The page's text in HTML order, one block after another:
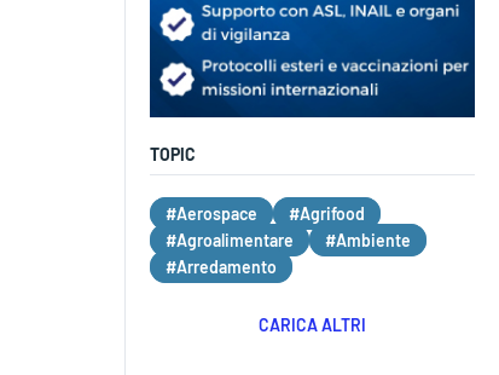
TOPIC
#Aerospace
#Agrifood
#Agroalimentare
#Ambiente
#Arredamento
CARICA ALTRI